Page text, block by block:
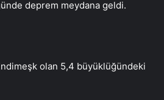
deprem meydana geldi.
olan 5,4 büyüklüğündeki